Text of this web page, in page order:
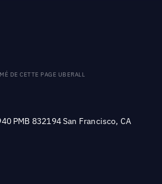
DE CETTE PAGE UBERALL
PMB 832194 San Francisco, CA